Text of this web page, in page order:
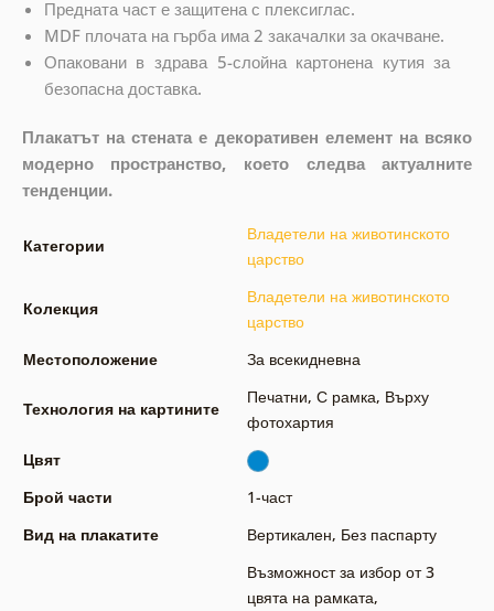
Предната част е защитена с плексиглас.
MDF плочата на гърба има 2 закачалки за окачване.
Опаковани в здрава 5-слойна картонена кутия за
безопасна доставка.
Плакатът на стената е декоративен елемент на всяко
модерно пространство, което следва актуалните
тенденции.
Категории
Владетели на животинското
царство
Колекция
Владетели на животинското
царство
Местоположение
За всекидневна
Технология на картините
Печатни, С рамка, Върху
фотохартия
Цвят
Брой части
1-част
Вид на плакатите
Вертикален, Без паспарту
Възможност за избор от 3
цвята на рамката,